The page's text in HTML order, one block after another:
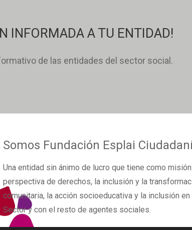
INFORMADA A TU ENTIDAD!
de las entidades del sector social.
Somos Fundación Esplai
Una entidad sin ánimo de lucro que tiene como
perspectiva de derechos, la inclusión y la
comunitaria, la acción socioeducativa y la inclusión
Sector y con el resto de agentes sociales.